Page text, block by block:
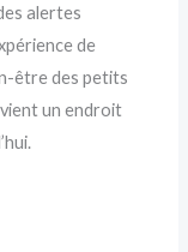
alertes
de
être des petits
un endroit